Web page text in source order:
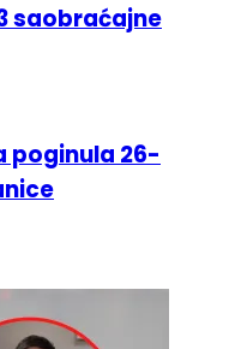
26-